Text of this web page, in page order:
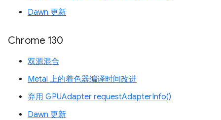
Dawn 更新
Chrome 130
双源混合
Metal 上的着色器编译时间改进
弃用 GPUAdapter requestAdapterInfo()
Dawn 更新